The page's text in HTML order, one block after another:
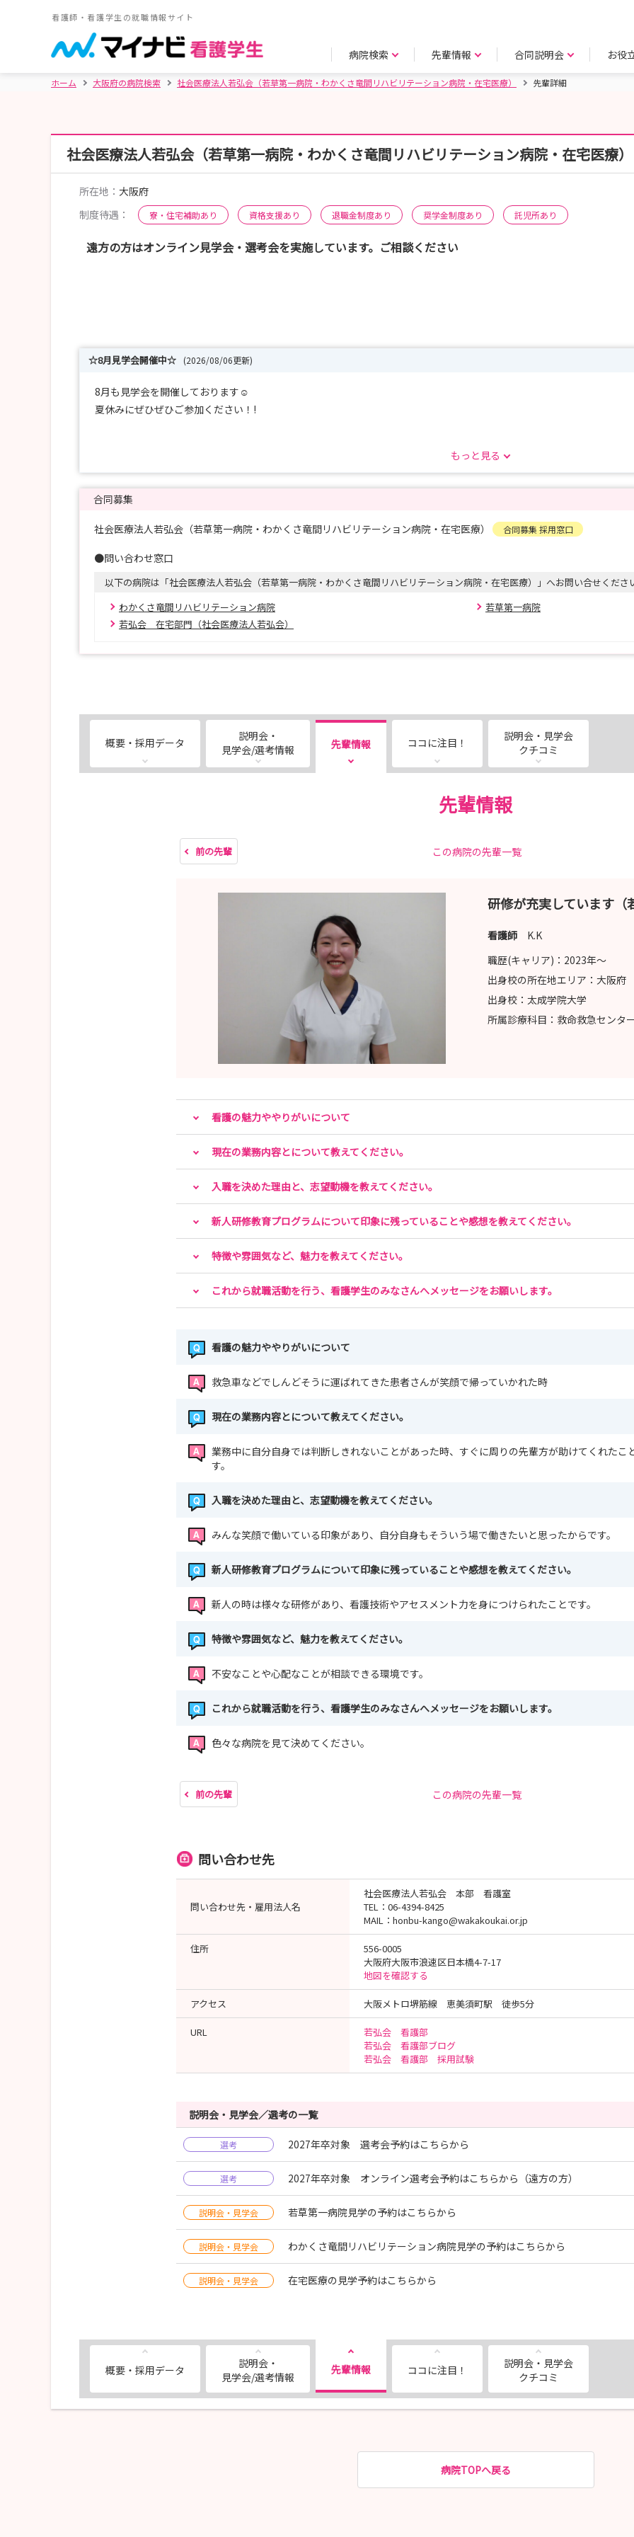
看護師・看護学生の就職情報サイト
病院検索 先輩情報 合同説明会 お役
ホーム 大阪府の病院検索 社会医療法人若弘会（若草第一病院・わかくさ竜間リハビリテーション病院・在宅医療） 先輩詳細
社会医療法人若弘会（若草第一病院・わかくさ竜間リハビリテーション病院・在宅医療）
所在地： 大阪府
制度待遇：
寮・住宅補助あり 資格支援あり 退職金制度あり 奨学金制度あり 託児所あり
遠方の方はオンライン見学会・選考会を実施しています。ご相談ください
☆8月見学会開催中☆ (2026/08/06更新)
8月も見学会を開催しております☺
夏休みにぜひぜひご参加ください！!
その他日程でも調整可能です。
また、2027年卒向け採用試験も受付中です。
もっと見る
合同募集
社会医療法人若弘会（若草第一病院・わかくさ竜間リハビリテーション病院・在宅医療） 合同募集 採用窓口
●問い合わせ窓口
以下の病院は「社会医療法人若弘会（若草第一病院・わかくさ竜間リハビリテーション病院・在宅医療）」へお問い合せくださ
わかくさ竜間リハビリテーション病院
若草第一病院
若弘会 在宅部門（社会医療法人若弘会）
概要・採用データ
説明会・
見学会/選考情報
先輩情報 ココに注目！
説明会・見学会
クチコミ
先輩情報
前の先輩 この病院の先輩一覧
研修が充実しています（
看護師 K.K
職歴(キャリア)： 2023年〜
出身校の所在地エリア： 大阪府
出身校： 太成学院大学
所属診療科目： 救命救急センタ
看護の魅力ややりがいについて
現在の業務内容とについて教えてください。
入職を決めた理由と、志望動機を教えてください。
新人研修教育プログラムについて印象に残っていることや感想を教えてください。
特徴や雰囲気など、魅力を教えてください。
これから就職活動を行う、看護学生のみなさんへメッセージをお願いします。
看護の魅力ややりがいについて
救急車などでしんどそうに運ばれてきた患者さんが笑顔で帰っていかれた時
現在の業務内容とについて教えてください。
業務中に自分自身では判断しきれないことがあった時、すぐに周りの先輩方が助けてくれたこ
す。
入職を決めた理由と、志望動機を教えてください。
みんな笑顔で働いている印象があり、自分自身もそういう場で働きたいと思ったからです。
新人研修教育プログラムについて印象に残っていることや感想を教えてください。
新人の時は様々な研修があり、看護技術やアセスメント力を身につけられたことです。
特徴や雰囲気など、魅力を教えてください。
不安なことや心配なことが相談できる環境です。
これから就職活動を行う、看護学生のみなさんへメッセージをお願いします。
色々な病院を見て決めてください。
前の先輩 この病院の先輩一覧
問い合わせ先
問い合わせ先・雇用法人名
社会医療法人若弘会 本部 看護室
TEL：06-4394-8425
MAIL：honbu-kango@wakakoukai.or.jp
住所
556-0005
大阪府大阪市浪速区日本橋4-7-17
地図を確認する
アクセス 大阪メトロ堺筋線 恵美須町駅 徒歩5分
URL
若弘会 看護部
若弘会 看護部ブログ
若弘会 看護部 採用試験
説明会・見学会／選考の一覧
選考 2027年卒対象 選考会予約はこちらから
選考 2027年卒対象 オンライン選考会予約はこちらから（遠方の方）
説明会・見学会 若草第一病院見学の予約はこちらから
説明会・見学会 わかくさ竜間リハビリテーション病院見学の予約はこちらから
説明会・見学会 在宅医療の見学予約はこちらから
概要・採用データ
説明会・
見学会/選考情報
先輩情報 ココに注目！
説明会・見学会
クチコミ
病院TOPへ戻る